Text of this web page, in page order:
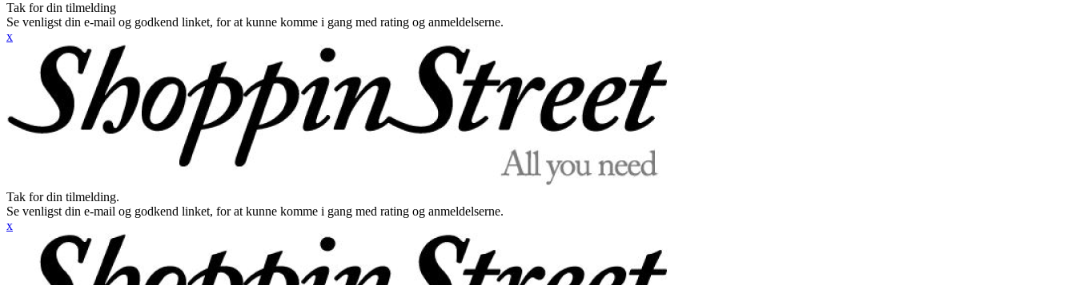
Tak for din tilmelding
Se venligst din e-mail og godkend linket, for at kunne komme i gang med rating og anmeldelserne.
x
Tak for din tilmelding.
Se venligst din e-mail og godkend linket, for at kunne komme i gang med rating og anmeldelserne.
x